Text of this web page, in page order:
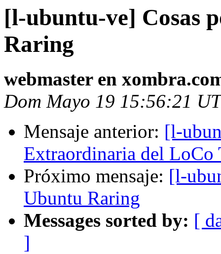
[l-ubuntu-ve] Cosas
Raring
webmaster en
Dom Mayo 19 15:56:21
Mensaje anterior: [l-
Extraordinaria del LoCo
Próximo mensaje: [l-
Ubuntu Raring
Messages sorted by: [
]